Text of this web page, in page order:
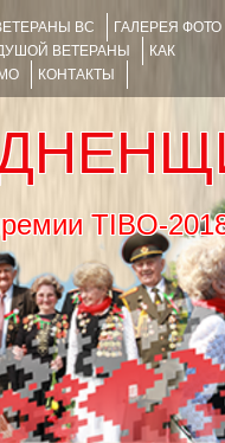
ВС
ГАЛЕРЕЯ ФОТО
ВЕТЕРАНЫ
КАК
КОНТАКТЫ
премии